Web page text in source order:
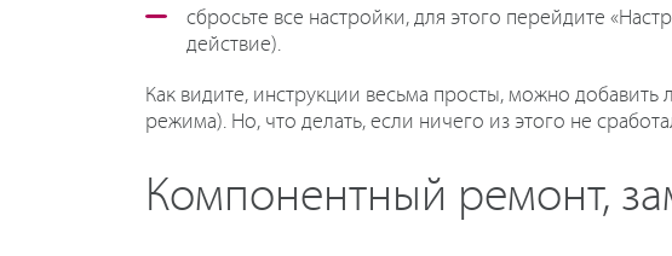
сбросьте все настройки, для этого перейдите
действие).
Как видите, инструкции весьма просты, можно
режима). Но, что делать, если ничего из этого не
Компонентный ремонт,